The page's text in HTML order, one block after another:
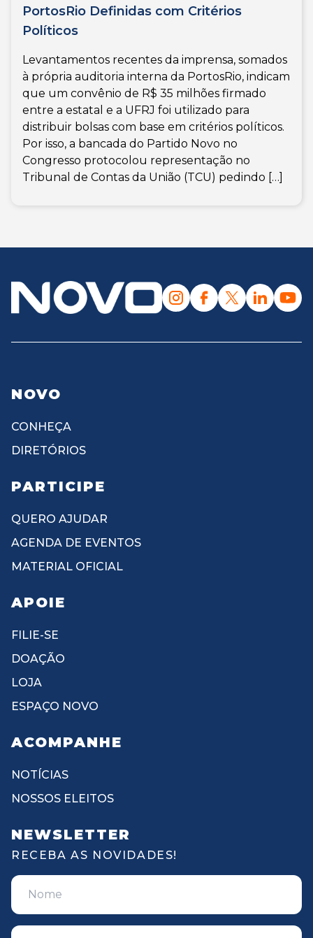
PortosRio Definidas com Critérios
Políticos
Levantamentos recentes da imprensa, somados
à própria auditoria interna da PortosRio, indicam
que um convênio de R$ 35 milhões firmado
entre a estatal e a UFRJ foi utilizado para
distribuir bolsas com base em critérios políticos.
Por isso, a bancada do Partido Novo no
Congresso protocolou representação no
Tribunal de Contas da União (TCU) pedindo […]
NOVO
CONHEÇA
DIRETÓRIOS
PARTICIPE
QUERO AJUDAR
AGENDA DE EVENTOS
MATERIAL OFICIAL
APOIE
FILIE-SE
DOAÇÃO
LOJA
ESPAÇO NOVO
ACOMPANHE
NOTÍCIAS
NOSSOS ELEITOS
NEWSLETTER
RECEBA AS NOVIDADES!